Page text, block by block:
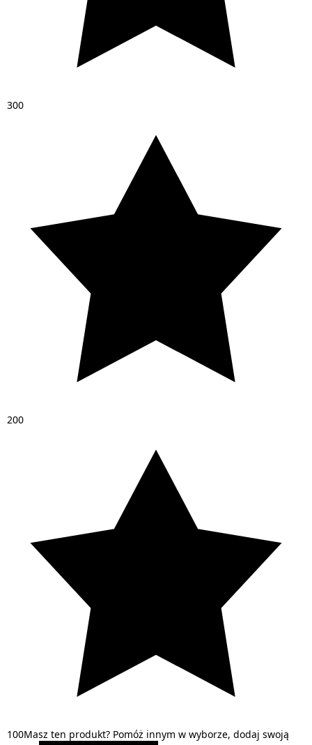
300
200
100Masz ten produkt? Pomóż innym w wyborze, dodaj swoją